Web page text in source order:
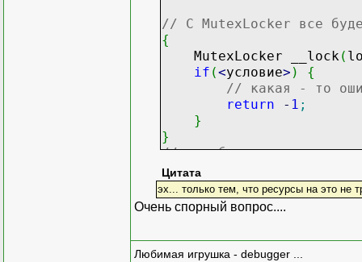
// С MutexLocker все
{
MutexLocker __lock (
if (<условие> )
{
// какая - то
return
- 1 ;
}
}
// в любом случае, хоть
// мьютекс будет
Цитата
эх... только тем, что ресурсы на это не
Очень спорный вопрос....
Любимая игрушка - debugger ...